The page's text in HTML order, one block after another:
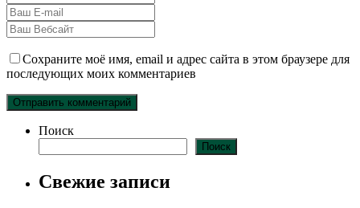
Сохраните моё имя, email и адрес сайта в этом браузере для
последующих моих комментариев
Поиск
Поиск
Свежие записи